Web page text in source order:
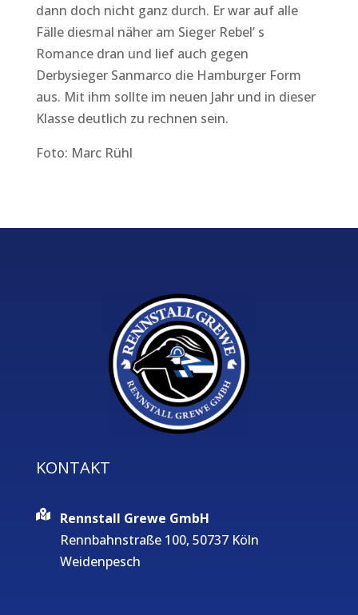
dann doch nicht ganz durch. Er war auf alle
Fälle diesmal näher am Sieger Rebel’ s
Romance dran und lief auch gegen
Derbysieger Sanmarco die Hamburger Form
aus. Mit ihm sollte im neuen Jahr und in dieser
Klasse deutlich zu rechnen sein.
Foto: Marc Rühl
KONTAKT
Rennstall Grewe GmbH
Rennbahnstraße 100, 50737 Köln
Weidenpesch